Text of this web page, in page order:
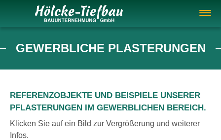
Hauptmenü
GEWERBLICHE PLASTERUNGEN
REFERENZOBJEKTE UND BEISPIELE UNSERER
PFLASTERUNGEN IM GEWERBLICHEN BEREICH.
Klicken Sie auf ein Bild zur Vergrößerung und weiterer
Infos.